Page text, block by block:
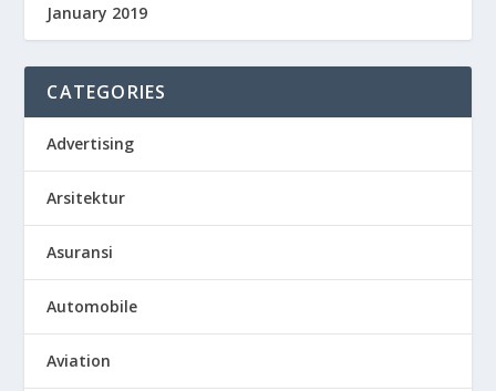
January 2019
CATEGORIES
Advertising
Arsitektur
Asuransi
Automobile
Aviation